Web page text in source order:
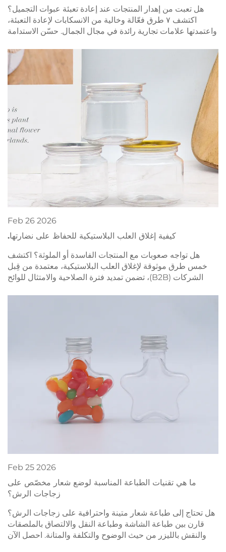
هل تعبت من إهدار المنتجات عند إعادة تعبئة عبوات التجميل؟
اكتشف ٧ طرق فعّالة وخالية من الانسكابات لإعادة التعبئة،
واعتمدتها علامات تجارية رائدة في مجال الجمال. حسّن الاستدامة
Feb 26 2026
كيفية إغلاق العلب البلاستيكية للحفاظ على نضارتها.
هل تواجه صعوبات مع المنتجات الفاسدة أو الملوثة؟ اكتشف
خمس طرق موثوقة لإغلاق العلب البلاستيكية، معتمدة من قِبل
الشركات (B2B)، تضمن تمديد فترة الصلاحية والامتثال للوائح
Feb 25 2026
ما هي تقنيات الطباعة المناسبة لوضع شعار مخصّص على
زجاجات الرش؟
هل تحتاج إلى طباعة شعار متينة واحترافية على زجاجات الرش؟
قارن بين طباعة الشاشة وطباعة النقل والالتصاق بالملصقات
والنقش بالليزر من حيث الوضوح والتكلفة والمتانة. احصل الآن